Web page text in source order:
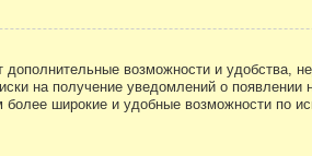
возможности и удобства,
на получение уведомлений о
более широкие и удобные возможности